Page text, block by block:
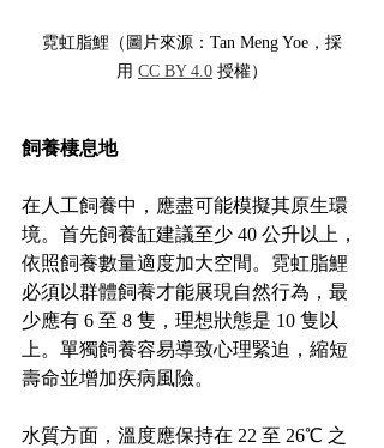
霓虹脂鯉（圖片來源：Tan Meng Yoe，採
用 CC BY 4.0 授權）
飼養棲息地
在人工飼養中，應盡可能模擬其原生環
境。首先飼養缸建議至少 40 公升以上，
依照飼養數量適度加大空間。霓虹脂鯉
必須以群體飼養才能展現自然行為，最
少應有 6 至 8 隻，理想狀態是 10 隻以
上。單獨飼養容易導致心理緊迫，縮短
壽命並增加疾病風險。
水質方面，溫度應保持在 22 至 26℃ 之